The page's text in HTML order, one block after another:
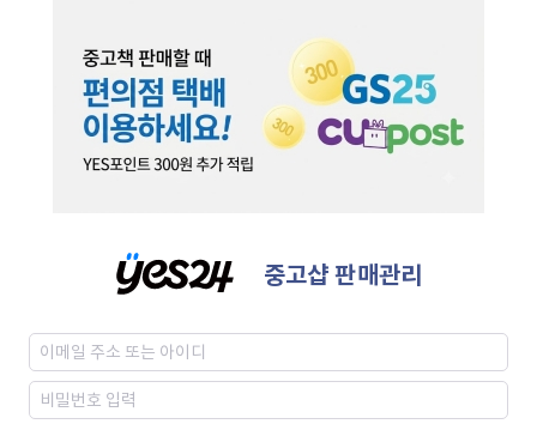
중고샵 판매관리